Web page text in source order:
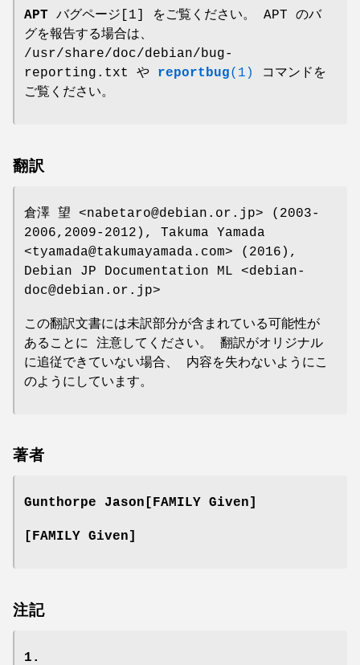
APT バグページ [1] をご覧ください。 APT のバ
グを報告する場合は、
/usr/share/doc/debian/bug-
reporting.txt や reportbug(1)
コマンドを
ご覧ください。
翻訳
倉澤 望 <nabetaro@debian.or.jp> (2003-
2006,2009-2012), Takuma Yamada
<tyamada@takumayamada.com> (2016),
Debian JP Documentation ML <debian-
doc@debian.or.jp>
この翻訳文書には未訳部分が含まれている可能性が
あることに 注意してください。 翻訳がオリジナル
に追従できていない場合、 内容を失わないようにこ
のようにしています。
著者
Gunthorpe Jason[FAMILY Given]
[FAMILY Given]
注記
1.